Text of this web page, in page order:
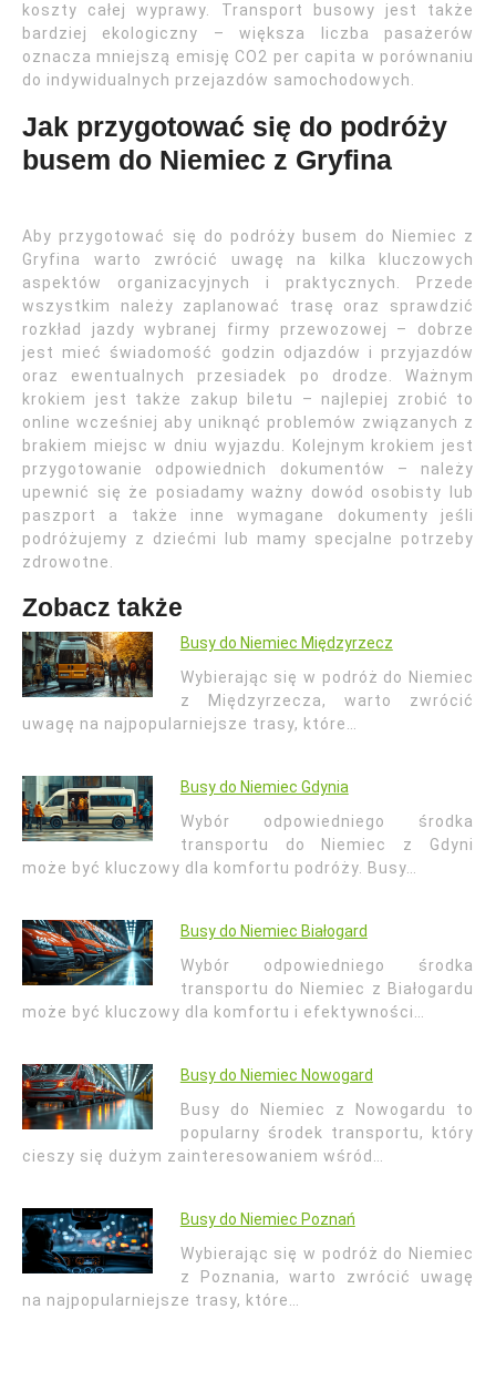
koszty całej wyprawy. Transport busowy jest także
bardziej ekologiczny – większa liczba pasażerów
oznacza mniejszą emisję CO2 per capita w porównaniu
do indywidualnych przejazdów samochodowych.
Jak przygotować się do podróży
busem do Niemiec z Gryfina
Aby przygotować się do podróży busem do Niemiec z
Gryfina warto zwrócić uwagę na kilka kluczowych
aspektów organizacyjnych i praktycznych. Przede
wszystkim należy zaplanować trasę oraz sprawdzić
rozkład jazdy wybranej firmy przewozowej – dobrze
jest mieć świadomość godzin odjazdów i przyjazdów
oraz ewentualnych przesiadek po drodze. Ważnym
krokiem jest także zakup biletu – najlepiej zrobić to
online wcześniej aby uniknąć problemów związanych z
brakiem miejsc w dniu wyjazdu. Kolejnym krokiem jest
przygotowanie odpowiednich dokumentów – należy
upewnić się że posiadamy ważny dowód osobisty lub
paszport a także inne wymagane dokumenty jeśli
podróżujemy z dziećmi lub mamy specjalne potrzeby
zdrowotne.
Zobacz także
Busy do Niemiec Międzyrzecz
Wybierając się w podróż do Niemiec
z Międzyrzecza, warto zwrócić
uwagę na najpopularniejsze trasy, które…
Busy do Niemiec Gdynia
Wybór odpowiedniego środka
transportu do Niemiec z Gdyni
może być kluczowy dla komfortu podróży. Busy…
Busy do Niemiec Białogard
Wybór odpowiedniego środka
transportu do Niemiec z Białogardu
może być kluczowy dla komfortu i efektywności…
Busy do Niemiec Nowogard
Busy do Niemiec z Nowogardu to
popularny środek transportu, który
cieszy się dużym zainteresowaniem wśród…
Busy do Niemiec Poznań
Wybierając się w podróż do Niemiec
z Poznania, warto zwrócić uwagę
na najpopularniejsze trasy, które…